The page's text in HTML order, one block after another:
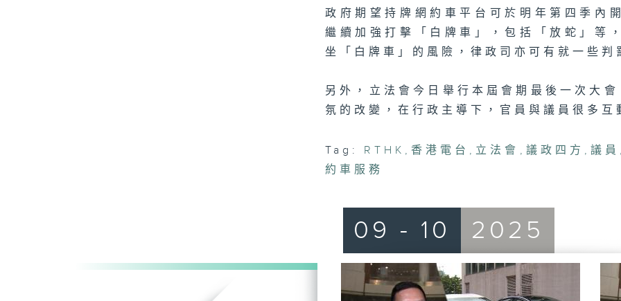
政府期望持牌網約車平台可於明年第四季內
繼續加強打擊「白牌車」，包括「放蛇」等
坐「白牌車」的風險，律政司亦可有就一些
另外，立法會今日舉行本屆會期最後一次大
氛的改變，在行政主導下，官員與議員很多
Tag: RTHK , 香港電台 , 立法會 , 議政四方 , 議員
約車服務
09 - 10 2025